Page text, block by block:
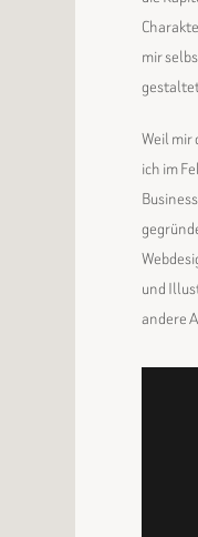
mir
Weil mir
ich im
und
andere